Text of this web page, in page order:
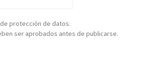
protección de datos.
ser aprobados antes de publicarse.